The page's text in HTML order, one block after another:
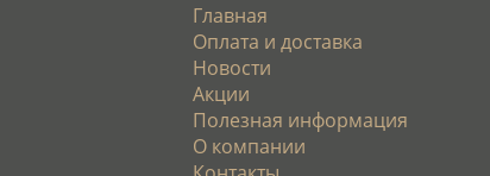
Главная
Оплата и доставка
Новости
Акции
Полезная информация
О компании